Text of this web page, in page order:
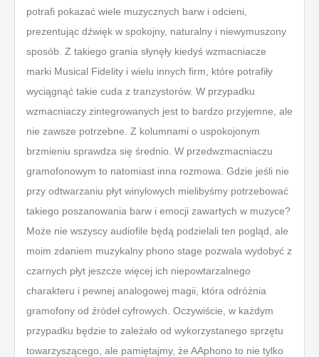
potrafi pokazać wiele muzycznych barw i odcieni,
prezentując dźwięk w spokojny, naturalny i niewymuszony
sposób. Z takiego grania słynęły kiedyś wzmacniacze
marki Musical Fidelity i wielu innych firm, które potrafiły
wyciągnąć takie cuda z tranzystorów. W przypadku
wzmacniaczy zintegrowanych jest to bardzo przyjemne, ale
nie zawsze potrzebne. Z kolumnami o uspokojonym
brzmieniu sprawdza się średnio. W przedwzmacniaczu
gramofonowym to natomiast inna rozmowa. Gdzie jeśli nie
przy odtwarzaniu płyt winylowych mielibyśmy potrzebować
takiego poszanowania barw i emocji zawartych w muzyce?
Może nie wszyscy audiofile będą podzielali ten pogląd, ale
moim zdaniem muzykalny phono stage pozwala wydobyć z
czarnych płyt jeszcze więcej ich niepowtarzalnego
charakteru i pewnej analogowej magii, która odróżnia
gramofony od źródeł cyfrowych. Oczywiście, w każdym
przypadku będzie to zależało od wykorzystanego sprzętu
towarzyszącego, ale pamiętajmy, że AAphono to nie tylko